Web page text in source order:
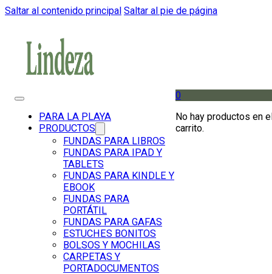
Saltar al contenido principal Saltar al pie de página
PARA LA PLAYA
PRODUCTOS
FUNDAS PARA LIBROS
FUNDAS PARA IPAD Y
TABLETS
FUNDAS PARA KINDLE Y
EBOOK
FUNDAS PARA
PORTÁTIL
FUNDAS PARA GAFAS
ESTUCHES BONITOS
BOLSOS Y MOCHILAS
CARPETAS Y
PORTADOCUMENTOS
0
No hay productos en
carrito.